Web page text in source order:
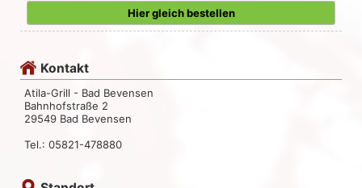
Hier gleich bestellen
Kontakt
Atila-Grill - Bad Bevensen
Bahnhofstraße 2
29549 Bad Bevensen
Tel.: 05821-478880